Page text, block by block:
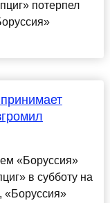
потерпел
«Боруссия»
в субботу на
«Боруссия»